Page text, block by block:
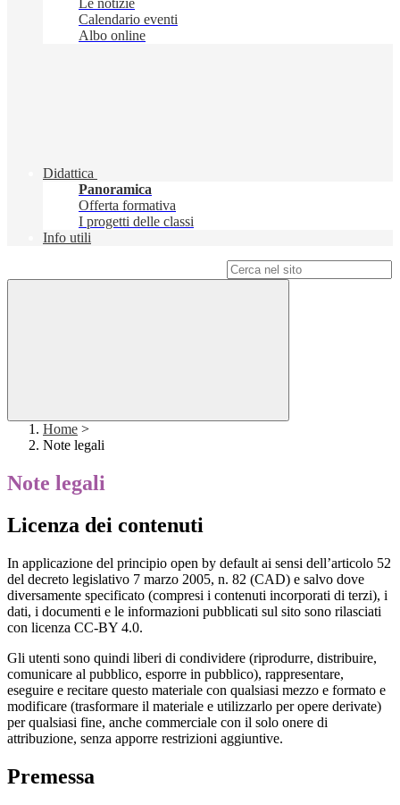
Le notizie
Calendario eventi
Albo online
Didattica
Panoramica
Offerta formativa
I progetti delle classi
Info utili
Home >
Note legali
Note legali
Licenza dei contenuti
In applicazione del principio open by default ai sensi dell’articolo 52
del decreto legislativo 7 marzo 2005, n. 82 (CAD) e salvo dove
diversamente specificato (compresi i contenuti incorporati di terzi), i
dati, i documenti e le informazioni pubblicati sul sito sono rilasciati
con licenza CC-BY 4.0.
Gli utenti sono quindi liberi di condividere (riprodurre, distribuire,
comunicare al pubblico, esporre in pubblico), rappresentare,
eseguire e recitare questo materiale con qualsiasi mezzo e formato e
modificare (trasformare il materiale e utilizzarlo per opere derivate)
per qualsiasi fine, anche commerciale con il solo onere di
attribuzione, senza apporre restrizioni aggiuntive.
Premessa